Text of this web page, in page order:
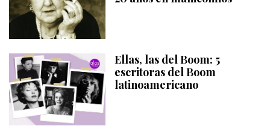
Ellas, las del Boom: 5
escritoras del Boom
latinoamericano